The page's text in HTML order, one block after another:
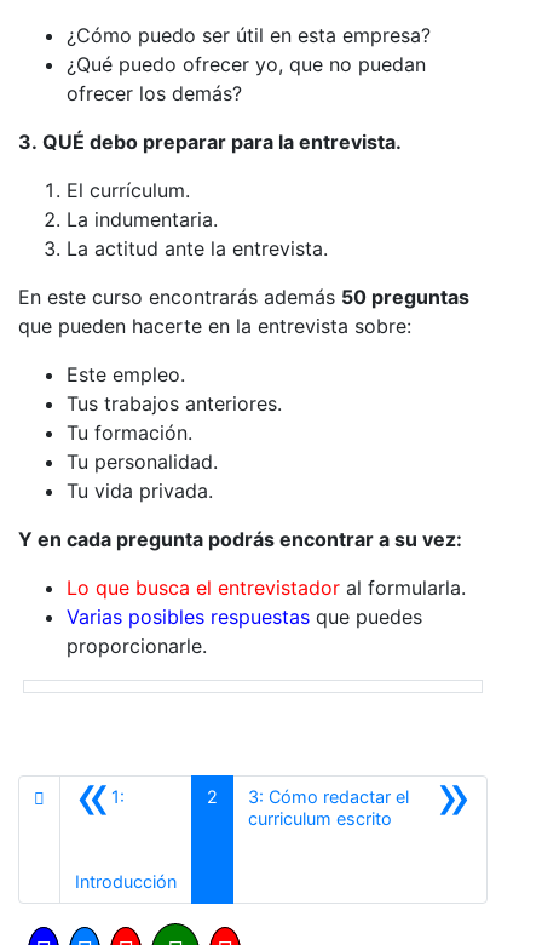
¿Cómo puedo ser útil en esta empresa?
¿Qué puedo ofrecer yo, que no puedan
ofrecer los demás?
3. QUÉ debo preparar para la entrevista.
El currículum.
La indumentaria.
La actitud ante la entrevista.
En este curso encontrarás además 50 preguntas
que pueden hacerte en la entrevista sobre:
Este empleo.
Tus trabajos anteriores.
Tu formación.
Tu personalidad.
Tu vida privada.
Y en cada pregunta podrás encontrar a su vez:
Lo que busca el entrevistador al formularla.
Varias posibles respuestas que puedes
proporcionarle.
«1:
IntroducciónAnterior
2 »
3: Cómo redactar el
curriculum escrito Siguiente